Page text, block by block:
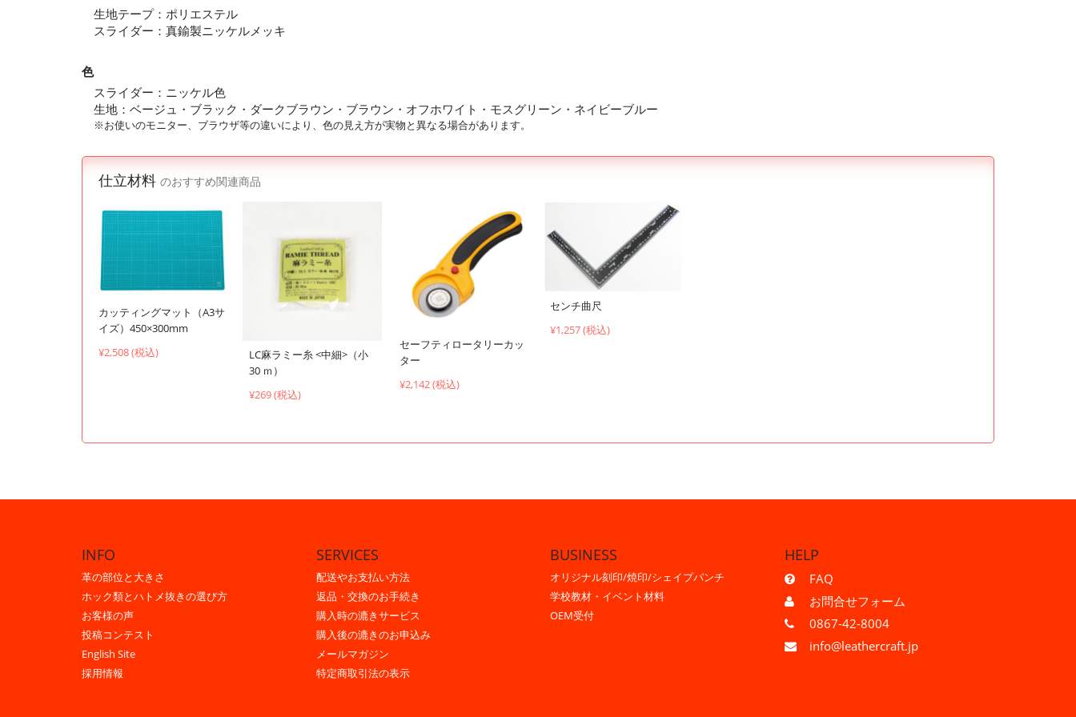
生地テープ：ポリエステル
スライダー：真鍮製ニッケルメッキ
色
スライダー：ニッケル色
生地：ベージュ・ブラック・ダークブラウン・ブラウン・オフホワイト・モスグリーン・ネイビーブルー
※お使いのモニター、ブラウザ等の違いにより、色の見え方が実物と異なる場合があります。
仕立材料 のおすすめ関連商品
カッティングマット（A3サ
イズ）450×300mm
¥2,508 (税込)
LC麻ラミー糸 <中細>（小
30 ｍ）
¥269 (税込)
セーフティロータリーカッ
ター
¥2,142 (税込)
センチ曲尺
¥1,257 (税込)
INFO
革の部位と大きさ
ホック類とハトメ抜きの選び方
お客様の声
投稿コンテスト
English Site
採用情報
SERVICES
配送やお支払い方法
返品・交換のお手続き
購入時の漉きサービス
購入後の漉きのお申込み
メールマガジン
特定商取引法の表示
BUSINESS
オリジナル刻印/焼印/シェイプパンチ
学校教材・イベント材料
OEM受付
HELP
FAQ
お問合せフォーム
0867-42-8004
info@leathercraft.jp